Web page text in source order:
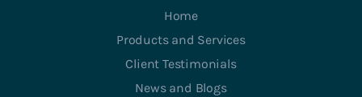
Home
Products and Services
Client Testimonials
News and Blogs